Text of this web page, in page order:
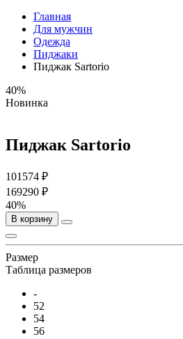
Главная
Для мужчин
Одежда
Пиджаки
Пиджак Sartorio
40%
Новинка
Пиджак Sartorio
101574 ₽
169290 ₽
40%
В корзину
Размер
Таблица размеров
-
52
54
56